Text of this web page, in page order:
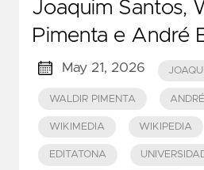
Joaquim Santos,
Pimenta e André
May 21, 2026
WALDIR PIMENTA
WIKIMEDIA WIKIPEDIA
EDITATONA